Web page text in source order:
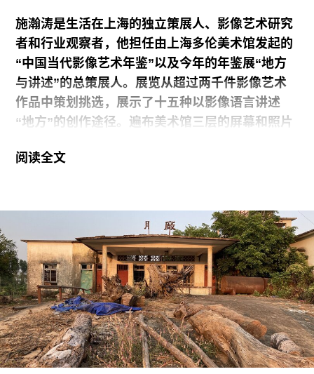
非常发达的制造业。艺术家最好是来东莞，用东莞
的材料进行创作。之前一个朋友跟我说他看到有个
工厂拆了，叫我去看一下有没有适合的素材或材
料。我去到那个工厂，发现真的已经全都拆掉了，
厂房地上散落着一包一包零散的水晶钻石，有各种
颜色。我捡了很多，在捡的过程当中，我脑子里已
化。像水钻这种材料，它如果代表一个一个人的
分散固定在画布上，看起来像宇宙星空一样，这就
是这次展出的作品之一《同一个宇宙》（2022）。
施瀚涛是生活在上海的独立策展人、影像艺术研究
者和行业观察者，他担任由上海多伦美术馆发起的
“中国当代影像艺术年鉴”以及今年的年鉴展“地方
与讲述”的总策展人。展览从超过两千件影像艺术
作品中策划挑选，展示了十五种以影像语言讲述
“地方”的创作途径。遍布美术馆三层的屏幕和照片
体创造出的空间、心理或精神家园，以及用传统或
的与当代社会中影像媒介生态互动的意图，在今年
的作品中未见体现。由短视频、流媒体直播、电商
消费主导的普通人的影像生活，与展览中的当代影
像创作状况，似若平行宇宙的存在。“地方与讲述”
展览持续至2025年2月23日。
多伦美术馆常年关注影像艺术，受到朱青生老师做
当代艺术年鉴的启发，加之上海目前没有一个像样
阅读全文